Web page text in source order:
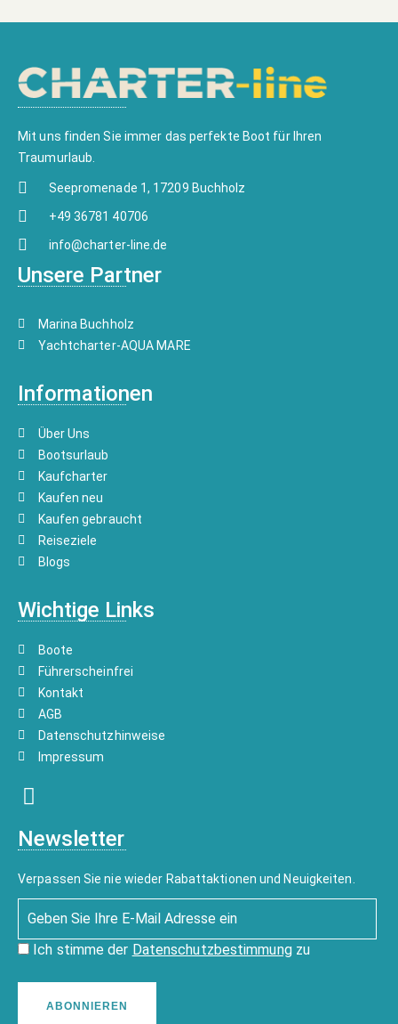
Mit uns finden Sie immer das perfekte Boot für Ihren
Traumurlaub.
Seepromenade 1, 17209 Buchholz
+49 36781 40706
info@charter-line.de
Unsere Partner
Marina Buchholz
Yachtcharter-AQUA MARE
Informationen
Über Uns
Bootsurlaub
Kaufcharter
Kaufen neu
Kaufen gebraucht
Reiseziele
Blogs
Wichtige Links
Boote
Führerscheinfrei
Kontakt
AGB
Datenschutzhinweise
Impressum
Newsletter
Verpassen Sie nie wieder Rabattaktionen und Neuigkeiten.
Ich stimme der Datenschutzbestimmungzu
ABONNIEREN